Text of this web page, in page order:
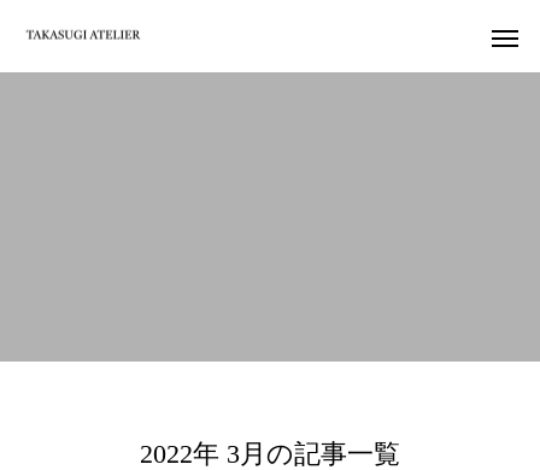
2022年 3月の記事一覧